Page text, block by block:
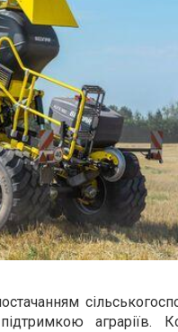
аграріїв.